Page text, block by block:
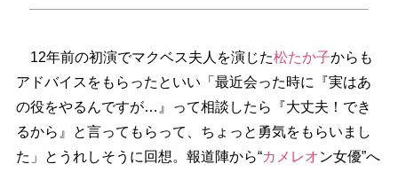
12年前の初演でマクベス夫人を演じた松たか子からも
アドバイスをもらったといい「最近会った時に『実はあ
の役をやるんですが…』って相談したら『大丈夫！でき
るから』と言ってもらって、ちょっと勇気をもらいまし
た」とうれしそうに回想。報道陣から“カメレオ ン女優”へ